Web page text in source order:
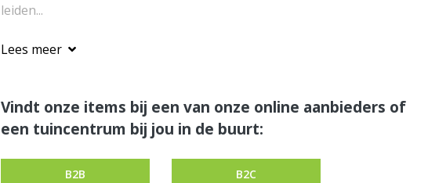
leiden...
Lees meer
Vindt onze items bij een van onze online aanbieders of
een tuincentrum bij jou in de buurt:
B2B B2C